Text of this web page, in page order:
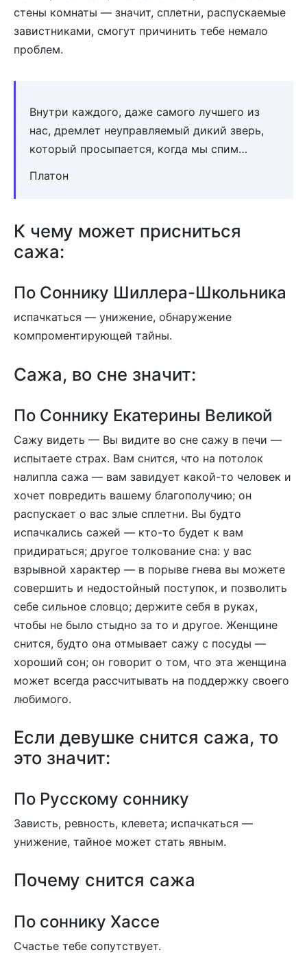
стены комнаты — значит, сплетни, распускаемые
завистниками, смогут причинить тебе немало
проблем.
Внутри каждого, даже самого лучшего из
нас, дремлет неуправляемый дикий зверь,
который просыпается, когда мы спим…
Платон
К чему может присниться
сажа:
По Соннику Шиллера-Школьника
испачкаться — унижение, обнаружение
компроментирующей тайны.
Сажа, во сне значит:
По Соннику Екатерины Великой
Сажу видеть — Вы видите во сне сажу в печи —
испытаете страх. Вам снится, что на потолок
налипла сажа — вам завидует какой-то человек и
хочет повредить вашему благополучию; он
распускает о вас злые сплетни. Вы будто
испачкались сажей — кто-то будет к вам
придираться; другое толкование сна: у вас
взрывной характер — в порыве гнева вы можете
совершить и недостойный поступок, и позволить
себе сильное словцо; держите себя в руках,
чтобы не было стыдно за то и другое. Женщине
снится, будто она отмывает сажу с посуды —
хороший сон; он говорит о том, что эта женщина
может всегда рассчитывать на поддержку своего
любимого.
Если девушке снится сажа, то
это значит:
По Русскому соннику
Зависть, ревность, клевета; испачкаться —
унижение, тайное может стать явным.
Почему снится сажа
По соннику Хассе
Счастье тебе сопутствует.